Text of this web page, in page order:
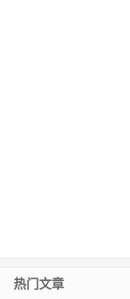
热门文章